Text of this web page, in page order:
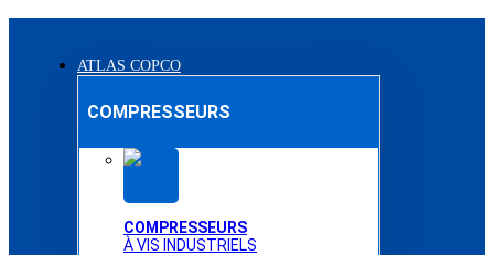
ATLAS COPCO
COMPRESSEURS
COMPRESSEURS
À VIS INDUSTRIELS